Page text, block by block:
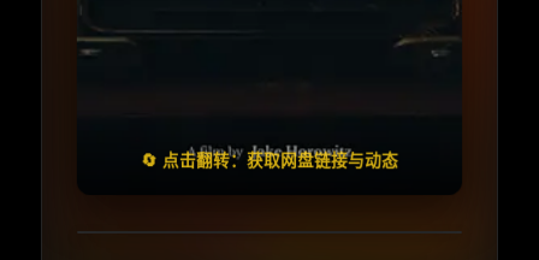
🔄 点击翻转：获取网盘链接与动态